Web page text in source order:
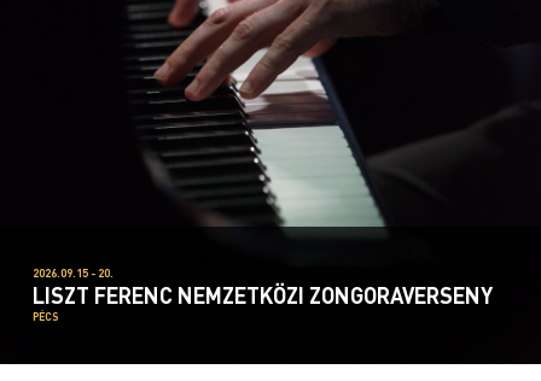
2026.09.15 - 20.
LISZT FERENC NEMZETKÖZI ZONGORAVERSENY
PÉCS